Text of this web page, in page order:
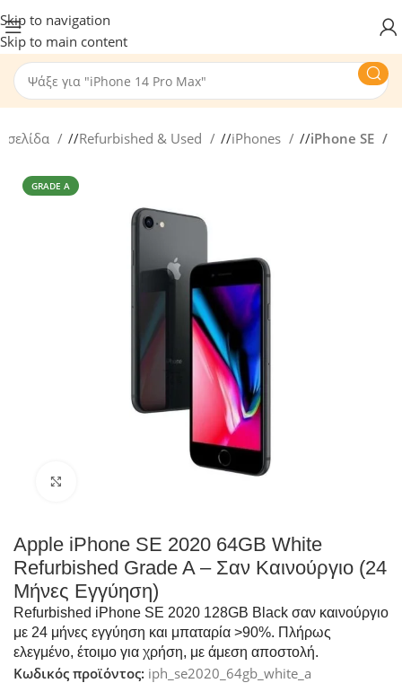
Skip to navigation
Skip to main content
σελίδα / Refurbished & Used / iPhones / iPhone SE
GRADE A
Apple iPhone SE 2020 64GB White
Refurbished Grade A – Σαν Καινούργιο (24
Μήνες Εγγύηση)
Refurbished iPhone SE 2020 128GB Black σαν καινούργιο
με 24 μήνες εγγύηση και μπαταρία >90%. Πλήρως
ελεγμένο, έτοιμο για χρήση, με άμεση αποστολή.
Κωδικός προϊόντος: iph_se2020_64gb_white_a